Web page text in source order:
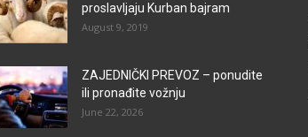
proslavljaju Kurban bajram
August 9, 2019
ZAJEDNIČKI PREVOZ – ponudite
ili pronađite vožnju
June 22, 2026